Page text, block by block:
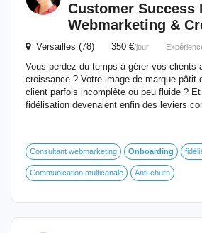
Customer Success
Webmarketing &
Versailles (78) 350 €/jour
Vous perdez du temps à gérer vos clients
croissance ? Votre image de marque pâtit
client parfois incomplète ou peu fluide ?
fidélisation devenaient enfin des leviers
Consultant webmarketing Onboarding
Communication multicanale Anti-churn